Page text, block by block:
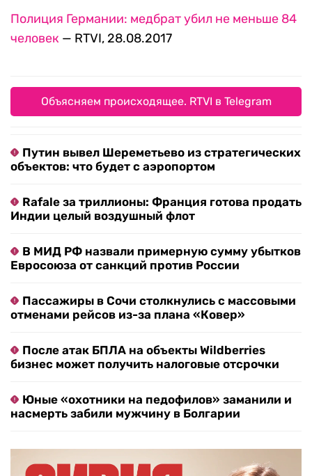
Полиция Германии: медбрат убил не меньше 84
человек — RTVI, 28.08.2017
Объясняем происходящее. RTVI в Telegram
Путин вывел Шереметьево из стратегических
объектов: что будет с аэропортом
Rafale за триллионы: Франция готова продать
Индии целый воздушный флот
В МИД РФ назвали примерную сумму убытков
Евросоюза от санкций против России
Пассажиры в Сочи столкнулись с массовыми
отменами рейсов из-за плана «Ковер»
После атак БПЛА на объекты Wildberries
бизнес может получить налоговые отсрочки
Юные «охотники на педофилов» заманили и
насмерть забили мужчину в Болгарии